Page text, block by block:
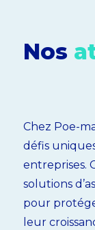
Nos
Chez Poe-
défis
entreprises.
solutions
pour
leur